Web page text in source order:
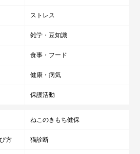
ストレス
雑学・豆知識
食事・フード
健康・病気
保護活動
ねこのきもち健保
方 猫診断